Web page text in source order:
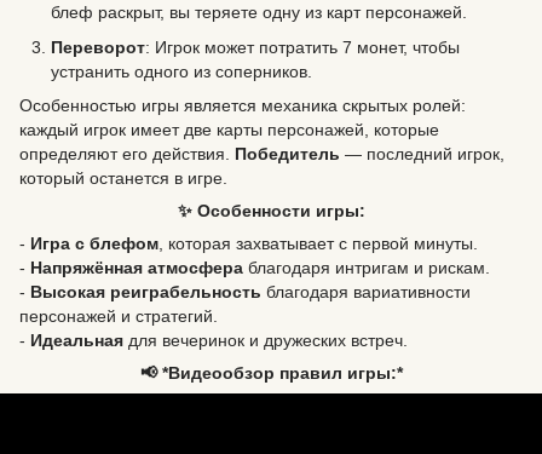
блеф раскрыт, вы теряете одну из карт персонажей.
Переворот: Игрок может потратить 7 монет, чтобы
устранить одного из соперников.
Особенностью игры является механика скрытых ролей:
каждый игрок имеет две карты персонажей, которые
определяют его действия. Победитель — последний игрок,
который останется в игре.
✨ Особенности игры:
- Игра с блефом , которая захватывает с первой минуты.
- Напряжённая атмосфера благодаря интригам и рискам.
- Высокая реиграбельность благодаря вариативности
персонажей и стратегий.
- Идеальная для вечеринок и дружеских встреч.
📢 *Видеообзор правил игры:*